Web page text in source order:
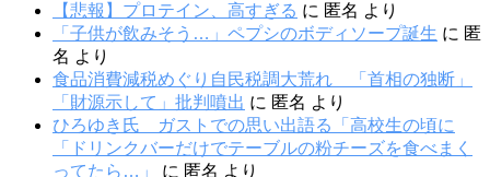
【悲報】プロテイン、高すぎる に 匿名 より
「子供が飲みそう…」ペプシのボディソープ誕生 に 匿
名 より
食品消費減税めぐり自民税調大荒れ 「首相の独断」
「財源示して」批判噴出 に 匿名 より
ひろゆき氏 ガストでの思い出語る「高校生の頃に
「ドリンクバーだけでテーブルの粉チーズを食べまく
ってたら…」
に 匿名 より